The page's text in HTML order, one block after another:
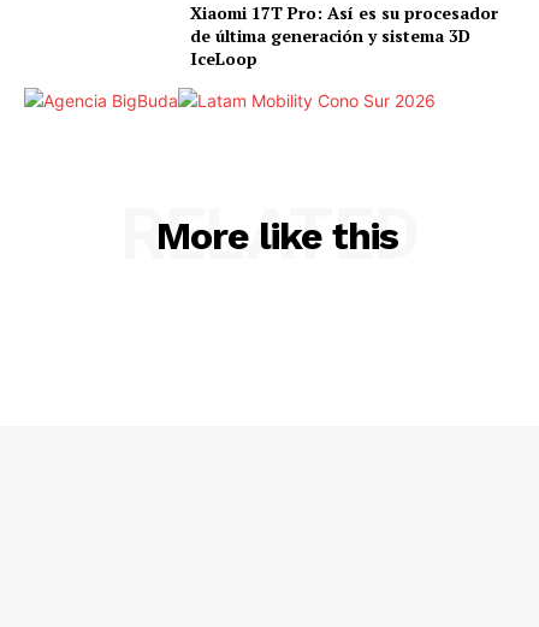
Xiaomi 17T Pro: Así es su procesador
de última generación y sistema 3D
IceLoop
More like this
RELATED